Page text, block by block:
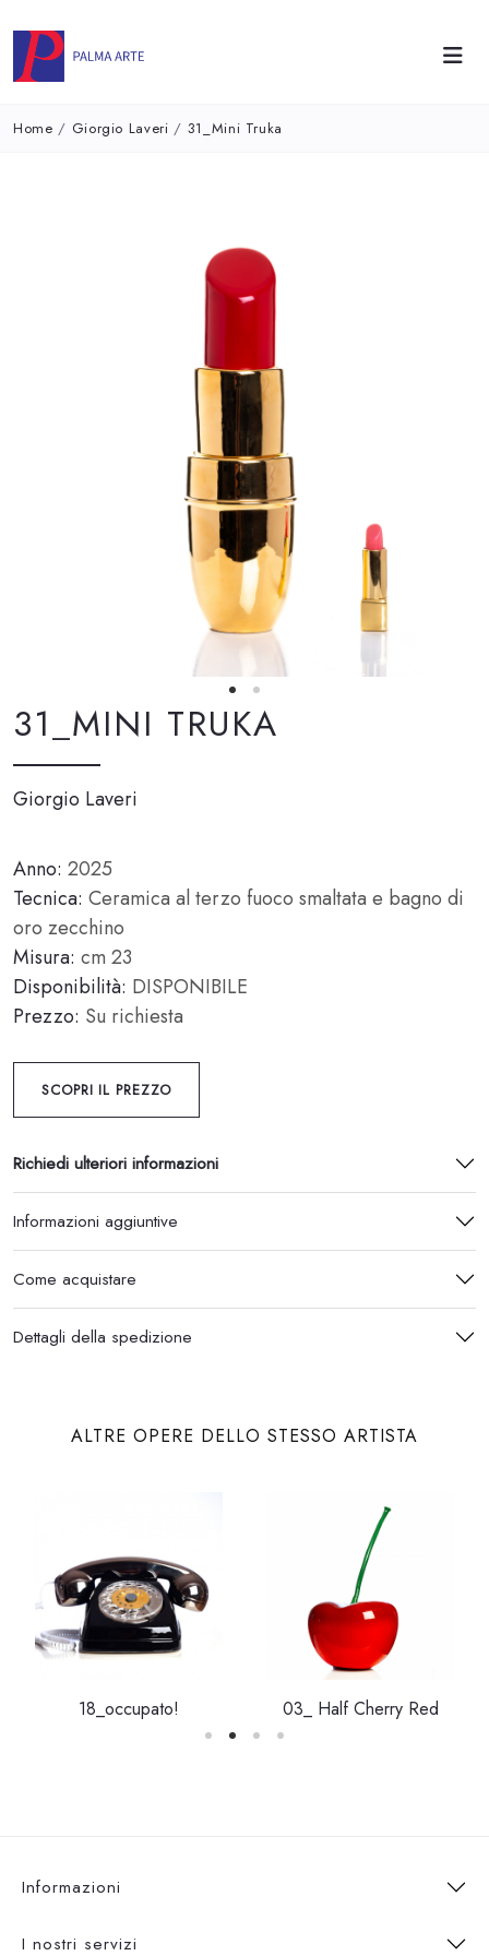
Home / Giorgio Laveri / 31_Mini Truka
31_MINI TRUKA
Giorgio Laveri
Anno: 2025
Tecnica: Ceramica al terzo fuoco smaltata e bagno di
oro zecchino
Misura: cm 23
Disponibilità: DISPONIBILE
Prezzo: Su richiesta
SCOPRI IL PREZZO
Richiedi ulteriori informazioni
Informazioni aggiuntive
Come acquistare
Dettagli della spedizione
ALTRE OPERE DELLO STESSO ARTISTA
18_occupato! 03_ Half Cherry Red
Informazioni
I nostri servizi